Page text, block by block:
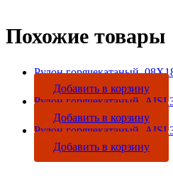
Похожие товары
Рулон горячекатаный,
Добавить в корзину
Рулон горячекатаный,
Добавить в корзину
Рулон горячекатаный,
Добавить в корзину